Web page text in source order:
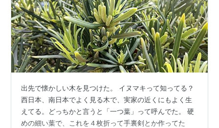
出先で懐かしい木を見つけた。 イヌマキって知ってる？
西日本、南日本でよく見る木で、実家の近くにもよく生
えてる。どっちかと言うと「一つ葉」って呼んでた。 硬
めの細い葉で、これを４枚折って手裏剣とか作ってた